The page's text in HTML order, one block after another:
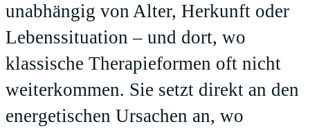
unabhängig von Alter, Herkunft oder
Lebenssituation – und dort, wo
klassische Therapieformen oft nicht
weiterkommen. Sie setzt direkt an den
energetischen Ursachen an, wo